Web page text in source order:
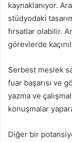
kaynaklanıyor.
stüdyodaki
fırsatlar olabilir.
görevlerde
Serbest meslek
fuar başarısı ve
yazma ve
konuşmalar
Diğer bir